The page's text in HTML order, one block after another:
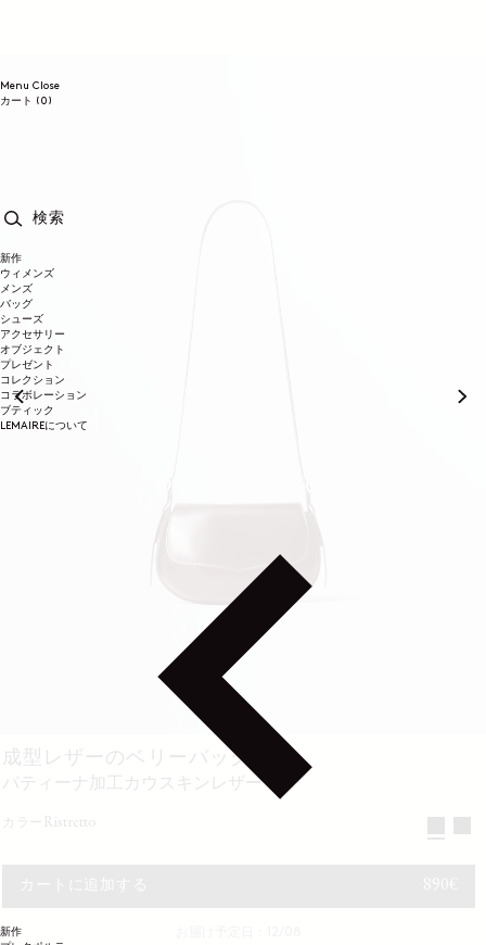
Menu Close
カート (0)
新作
ウィメンズ
メンズ
バッグ
シューズ
アクセサリー
オブジェクト
プレゼント
コレクション
コラボレーション
ブティック
LEMAIREについて
新作
成型レザーのベリーバッグ
パティーナ加工カウスキンレザー
カラー ristretto